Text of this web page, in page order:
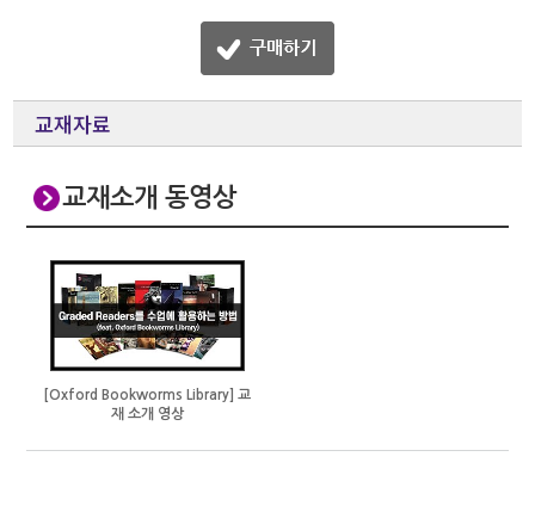
교재자료
교재소개 동영상
[Oxford Bookworms Library] 교
재 소개 영상